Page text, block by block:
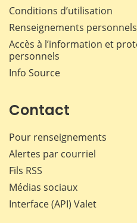
Conditions d’utilisation
Renseignements personnels
Accès à l’information et
personnels
Info Source
Contact
Pour renseignements
Alertes par courriel
Fils RSS
Médias sociaux
Interface (API) Valet